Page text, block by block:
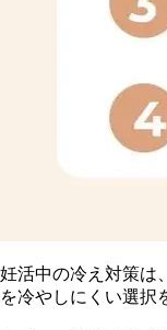
妊活中の冷え対策は
を冷やしにくい選択